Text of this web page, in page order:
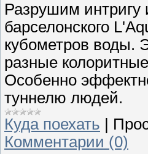
Разрушим интригу
барселонского
кубометров воды.
разные
Особенно
туннелю людей.
Куда поехать
Комментарии (0)